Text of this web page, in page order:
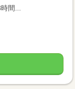
間...